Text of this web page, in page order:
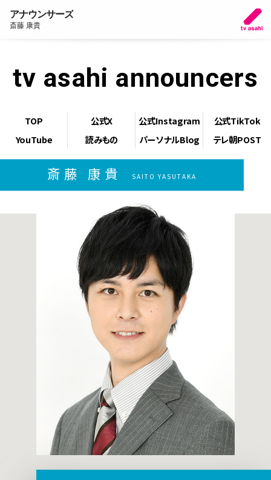
アナウンサーズ
斎藤 康貴
tv asahi announcers
TOP 公式X 公式Instagram
公式TikTok
YouTube
読みもの パーソナルBlog テレ朝POST
斎藤 康貴 SAITO YASUTAKA